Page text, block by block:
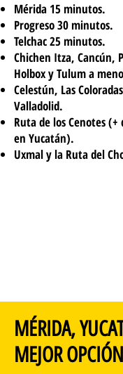
Mérida 15 minutos.
Progreso 30 minutos.
Telchac 25 minutos.
Chichen Itza, Cancún,
Holbox y Tulum a
Celestún, Las
Valladolid.
Ruta de los Cenotes
en Yucatán).
Uxmal y la Ruta del
MÉRIDA,
MEJOR OPCIÓN